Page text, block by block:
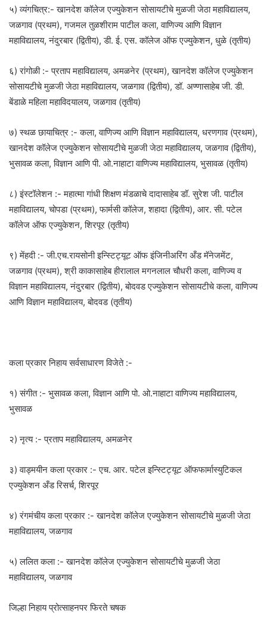
५) व्यंगचित्र:- खानदेश कॉलेज एज्युकेशन सोसायटीचे मुळजी जेठा महाविद्यालय,
जळगाव (प्रथम), गजमल तुळशीराम पाटील कला, वाणिज्य आणि विज्ञान
महाविद्यालय, नंदुरबार (द्वितीय), डी. ई. एस. कॉलेज ऑफ एज्युकेशन, धुळे (तृतीय)
६) रांगोळी :- प्रताप महाविद्यालय, अमळनेर (प्रथम), खानदेश कॉलेज एज्युकेशन
सोसायटीचे मुळजी जेठा महाविद्यालय, जळगाव (द्वितीय), डॉ. अण्णासाहेब जी. डी.
बेंडाळे महिला महाविदयालय, जळगाव (तृतीय)
७) स्थळ छायाचित्र :- कला, वाणिज्य आणि विज्ञान महाविद्यालय, धरणगाव (प्रथम),
खानदेश कॉलेज एज्युकेशन सोसायटीचे मुळजी जेठा महाविद्यालय, जळगाव (द्वितीय),
भुसावळ कला, विज्ञान आणि पी. ओ.नाहाटा वाणिज्य महाविद्यालय, भुसावळ (तृतीय)
८) इंस्टॉलेशन :- महात्मा गांधी शिक्षण मंडळाचे दादासाहेब डॉ. सुरेश जी. पाटील
महाविद्यालय, चोपडा (प्रथम), फार्मसी कॉलेज, शहादा (द्वितीय), आर. सी. पटेल
कॉलेज ऑफ एज्युकेशन, शिरपूर (तृतीय)
९) मेंहदी :- जी.एच.रायसोनी इन्स्टिट्यूट ऑफ इंजिनीअरिंग अँड मॅनेजमेंट,
जळगाव (प्रथम), श्री काकासाहेब हीरालाल मगनलाल चौधरी कला, वाणिज्य व
विज्ञान महाविद्यालय, नंदुरबार (द्वितीय), बोदवड एज्युकेशन सोसायटीचे कला, वाणिज्य
आणि विज्ञान महाविद्यालय, बोदवड (तृतीय)
कला प्रकार निहाय सर्वसाधारण विजेते :-
१) संगीत :- भुसावळ कला, विज्ञान आणि पो. ओ.नाहाटा वाणिज्य महाविद्यालय,
भुसावळ
२) नृत्य :- प्रताप महाविद्यालय, अमळनेर
३) वाड्मयीन कला प्रकार :- एच. आर. पटेल इन्स्टिट्यूट ऑफफार्मास्युटिकल
एज्युकेशन अँड रिसर्च, शिरपूर
४) रंगमंचीय कला प्रकार :- खानदेश कॉलेज एज्युकेशन सोसायटीचे मुळजी जेठा
महाविद्यालय, जळगाव
५) ललित कला :- खानदेश कॉलेज एज्युकेशन सोसायटीचे मुळजी जेठा
महाविद्यालय, जळगाव
जिल्हा निहाय प्रोत्साहनपर फिरते चषक